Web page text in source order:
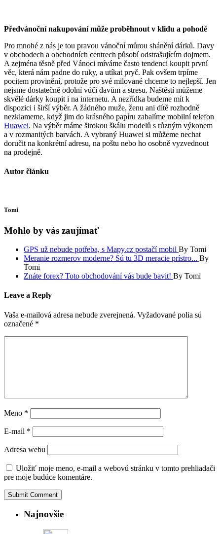
Předvánoční nakupování může proběhnout v klidu a pohodě
Pro mnohé z nás je tou pravou vánoční můrou shánění dárků. Davy
v obchodech a obchodních centrech působí odstrašujícím dojmem.
A zejména těsně před Vánoci míváme často tendenci koupit první
věc, která nám padne do ruky, a utíkat pryč. Pak ovšem trpíme
pocitem provinění, protože pro své milované chceme to nejlepší. Jen
nejsme dostatečně odolní vůči davům a stresu. Naštěstí můžeme
skvělé dárky koupit i na internetu. A nezřídka budeme mít k
dispozici i širší výběr. A žádného muže, ženu ani dítě rozhodně
nezklameme, když jim do krásného papíru zabalíme mobilní telefon
Huawei. Na výběr máme širokou škálu modelů s různým výkonem
a v rozmanitých barvách. A vybraný Huawei si můžeme nechat
doručit na konkrétní adresu, na poštu nebo ho osobně vyzvednout
na prodejně.
Autor článku
Tomi
Mohlo by vás zaujímať
GPS už nebude potřeba, s Mapy.cz postačí mobil By Tomi
Meranie rozmerov moderne? Sú tu 3D meracie prístro... By
Tomi
Znáte forex? Toto obchodování vás bude bavit! By Tomi
Leave a Reply
Vaša e-mailová adresa nebude zverejnená. Vyžadované polia sú
označené *
Meno *
E-mail *
Adresa webu
Uložiť moje meno, e-mail a webovú stránku v tomto prehliadači
pre moje budúce komentáre.
Najnovšie